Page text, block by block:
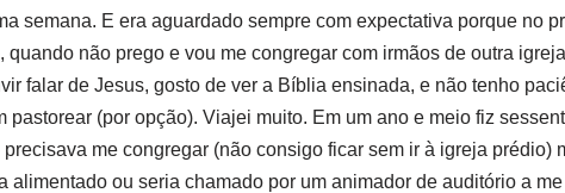
semana. E era aguardado sempre com expectativa porque no
quando não prego e vou me congregar com irmãos de outra
falar de Jesus, gosto de ver a Bíblia ensinada, e não tenho
pastorear (por opção). Viajei muito. Em um ano e meio fiz
me congregar (não consigo ficar sem ir à igreja prédio)
alimentado ou seria chamado por um animador de auditório a